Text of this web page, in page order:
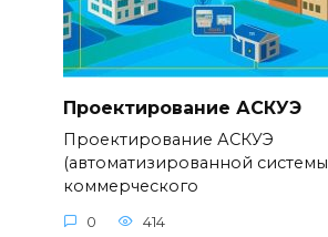
Проектирование АСКУЭ
Проектирование АСКУЭ
(автоматизированной системы
коммерческого
0 414